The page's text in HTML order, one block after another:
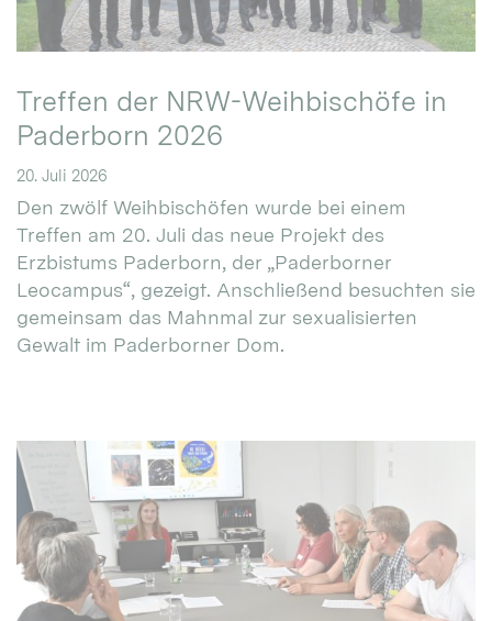
Treffen der NRW-Weihbischöfe in
Paderborn 2026
20. Juli 2026
Den zwölf Weihbischöfen wurde bei einem
Treffen am 20. Juli das neue Projekt des
Erzbistums Paderborn, der „Paderborner
Leocampus“, gezeigt. Anschließend besuchten sie
gemeinsam das Mahnmal zur sexualisierten
Gewalt im Paderborner Dom.